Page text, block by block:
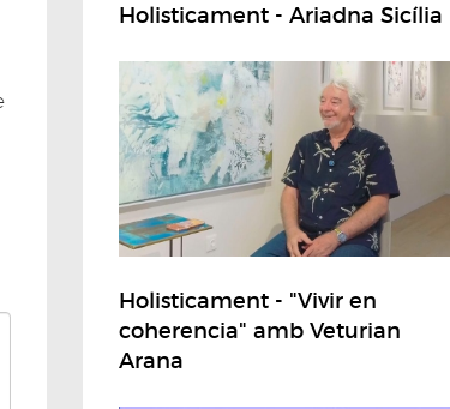
Holisticament - Ariadna Sicília
Holisticament - "Vivir en
coherencia" amb Veturian
Arana